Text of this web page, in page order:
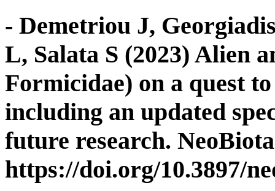
- Demetriou J,
L, Salata S (2023) Alien
Formicidae) on a quest
including an updated
future research.
https://doi.org/10.3897/